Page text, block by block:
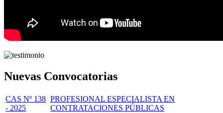
Nuevas Convocatorias
CAS Nº 138
- 2025
PROFESIONAL ESPECIALISTA EN
CONTRATACIONES PÚBLICAS